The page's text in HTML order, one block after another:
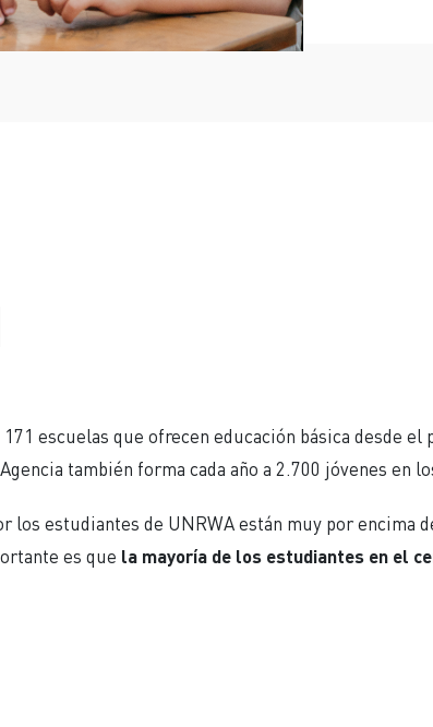
escuelas que ofrecen educación básica desde
también forma cada año a 2.700 jóvenes en
los estudiantes de UNRWA están muy por encima
es que la mayoría de los estudiantes en el